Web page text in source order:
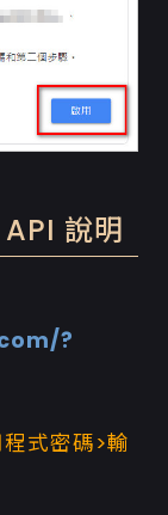
說明
?
式密碼>輸